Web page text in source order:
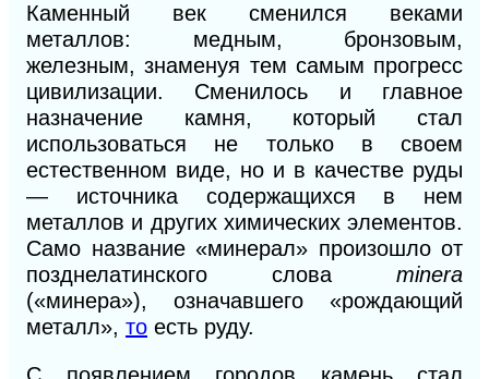
Каменный век сменился веками
металлов: медным, бронзовым,
железным, знаменуя тем самым прогресс
цивилизации. Сменилось и главное
назначение камня, который стал
использоваться не только в своем
естественном виде, но и в качестве руды
— источника содержащихся в нем
металлов и других химических элементов.
Само название «минерал» произошло от
позднелатинского слова minera
(«минера»), означавшего «рождающий
металл», то есть руду.